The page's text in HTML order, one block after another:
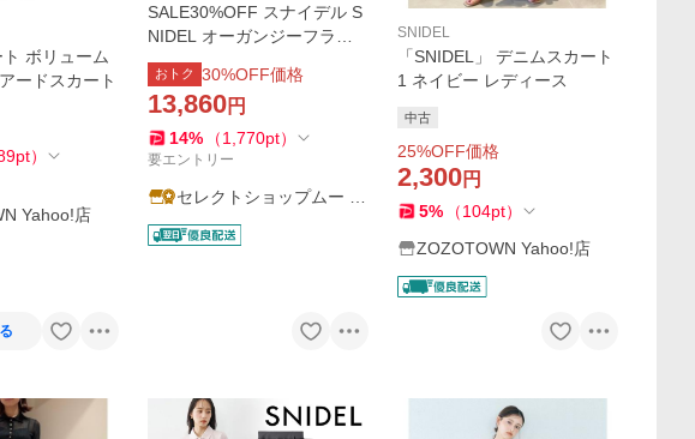
ボリューム
ードスカート
pt）
Yahoo!店
SALE30%OFF スナイデル S
NIDEL オーガンジーフラワ
ーロングスカート swfs26213
2 レディース アザレア フレ
ア 裏地付き 華やか
おトク 30%OFF価格
13,860円
14% （1,770pt）
要エントリー
セレクトショップムー Y
ahoo!店
SNIDEL
「SNIDEL」 デニムスカート
1 ネイビー レディース
中古
25%OFF価格
2,300円
5% （104pt）
ZOZOTOWN Yahoo!店